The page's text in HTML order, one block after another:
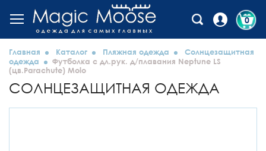
0
Главная Каталог Пляжная одежда
Солнцезащитная
одежда
Футболка с дл.рук. д/плавания Neptune LS
(цв.Parachute) Molo
СОЛНЦЕЗАЩИТНАЯ ОДЕЖДА